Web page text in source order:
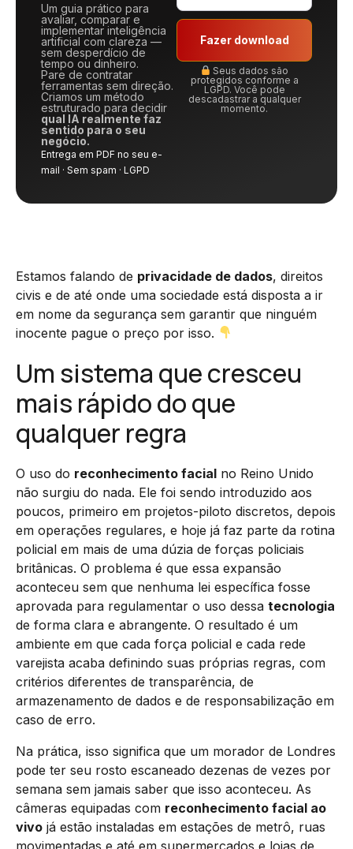
Um guia prático para
avaliar, comparar e
implementar inteligência
artificial com clareza —
sem desperdício de
tempo ou dinheiro.
Pare de contratar
ferramentas sem direção.
Criamos um método
estruturado para decidir
qual IA realmente faz
sentido para o seu
negócio.
Entrega em PDF no seu e-
mail · Sem spam · LGPD
Fazer download
Seus dados são
protegidos conforme a
LGPD. Você pode
descadastrar a qualquer
momento.
Estamos falando de privacidade de dados, direitos
civis e de até onde uma sociedade está disposta a ir
em nome da segurança sem garantir que ninguém
inocente pague o preço por isso.
Um sistema que cresceu
mais rápido do que
qualquer regra
O uso do reconhecimento facial no Reino Unido
não surgiu do nada. Ele foi sendo introduzido aos
poucos, primeiro em projetos-piloto discretos, depois
em operações regulares, e hoje já faz parte da rotina
policial em mais de uma dúzia de forças policiais
britânicas. O problema é que essa expansão
aconteceu sem que nenhuma lei específica fosse
aprovada para regulamentar o uso dessa tecnologia
de forma clara e abrangente. O resultado é um
ambiente em que cada força policial e cada rede
varejista acaba definindo suas próprias regras, com
critérios diferentes de transparência, de
armazenamento de dados e de responsabilização em
caso de erro.
Na prática, isso significa que um morador de Londres
pode ter seu rosto escaneado dezenas de vezes por
semana sem jamais saber que isso aconteceu. As
câmeras equipadas com reconhecimento facial ao
vivo já estão instaladas em estações de metrô, ruas
movimentadas e até em supermercados e lojas de